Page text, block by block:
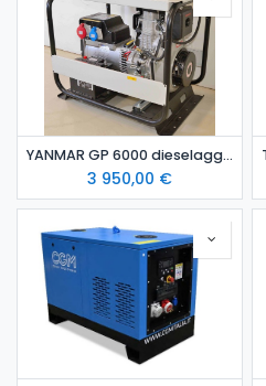
YANMAR GP 6000 dieselaggregaatti / varavoima-aggregaatti
3 950,00 €